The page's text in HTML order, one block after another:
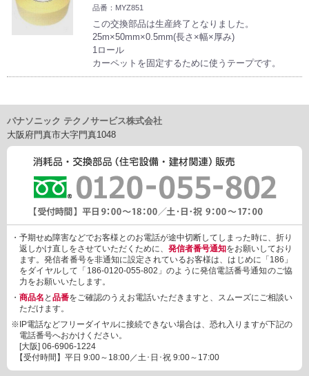
品番：MYZ851
この交換部品は生産終了となりました。
25m×50mm×0.5mm(長さ×幅×厚み)
1ロール
カーペットを固定するために使うテープです。
パナソニック テクノサービス株式会社
大阪府門真市大字門真1048
・予期せぬ障害などでお客様とのお電話が途中切断してしまった時に、折り
返しかけ直しをさせていただくために、 発信者番号通知をお願いしており
ます。発信者番号を非通知に設定されているお客様は、はじめに「186」
をダイヤルして「186-0120-055-802」のように発信電話番号通知のご協
力をお願いいたします。
・ 商品名 と 品番をご確認のうえお電話いただきますと、スムーズにご相談い
ただけます。
※IP電話などフリーダイヤルに接続できない場合は、恐れ入りますが下記の
電話番号へおかけください。
[大阪] 06-6906-1224
【受付時間】平日 9:00～18:00／土･日･祝 9:00～17:00